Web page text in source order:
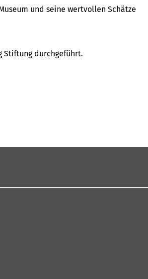
und seine wertvollen Schätze
Stiftung durchgeführt.